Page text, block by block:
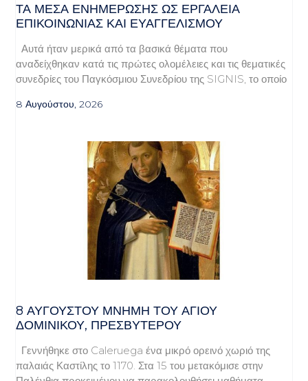
ΤΑ ΜΈΣΑ ΕΝΗΜΈΡΩΣΗΣ ΩΣ ΕΡΓΑΛΕΊΑ
ΕΠΙΚΟΙΝΩΝΊΑΣ ΚΑΙ ΕΥΑΓΓΕΛΙΣΜΟΎ
Αυτά ήταν μερικά από τα βασικά θέματα που
αναδείχθηκαν κατά τις πρώτες ολομέλειες και τις θεματικές
συνεδρίες του Παγκόσμιου Συνεδρίου της SIGNIS, το οποίο
8 Αυγούστου, 2026
8 ΑΥΓΟΥΣΤΟΥ ΜΝΗΜΗ ΤΟΥ ΑΓΙΟΥ
ΔΟΜΙΝΙΚΟΥ, ΠΡΕΣΒΥΤΕΡΟΥ
Γεννήθηκε στο Caleruega ένα μικρό ορεινό χωριό της
παλαιάς Καστίλης το 1170. Στα 15 του μετακόμισε στην